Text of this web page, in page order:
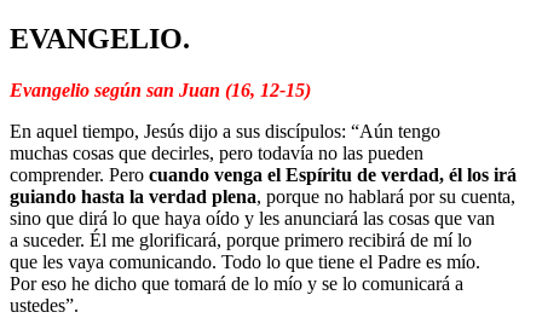
EVANGELIO.
Evangelio según san Juan (16, 12-15)
En aquel tiempo, Jesús dijo a sus discípulos: “Aún tengo
muchas cosas que decirles, pero todavía no las pueden
comprender. Pero cuando venga el Espíritu de verdad, él los irá
guiando hasta la verdad plena, porque no hablará por su cuenta,
sino que dirá lo que haya oído y les anunciará las cosas que van
a suceder. Él me glorificará, porque primero recibirá de mí lo
que les vaya comunicando. Todo lo que tiene el Padre es mío.
Por eso he dicho que tomará de lo mío y se lo comunicará a
ustedes”.